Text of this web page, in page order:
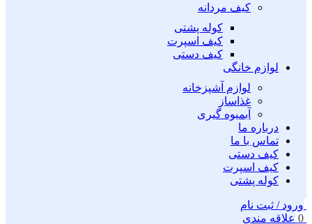
کیف مردانه
کوله پشتی
کیف اسپرت
کیف دستی
لوازم خانگی
لوازم آشپزخانه
غذاساز
آبمیوه گیری
درباره ما
تماس با ما
کیف دستی
کیف اسپرت
کوله پشتی
ورود / ثبت نام
0 علاقه مندی